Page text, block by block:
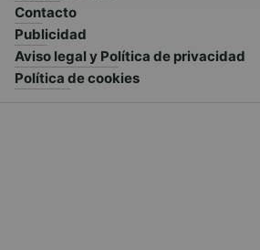
Contacto
Publicidad
Aviso legal y Política de privacidad
Política de cookies